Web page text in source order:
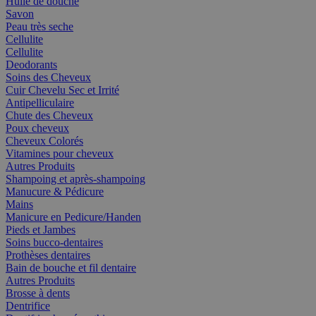
Savon
Peau très seche
Cellulite
Cellulite
Deodorants
Soins des Cheveux
Cuir Chevelu Sec et Irrité
Antipelliculaire
Chute des Cheveux
Poux cheveux
Cheveux Colorés
Vitamines pour cheveux
Autres Produits
Shampoing et après-shampoing
Manucure & Pédicure
Mains
Manicure en Pedicure/Handen
Pieds et Jambes
Soins bucco-dentaires
Prothèses dentaires
Bain de bouche et fil dentaire
Autres Produits
Brosse à dents
Dentrifice